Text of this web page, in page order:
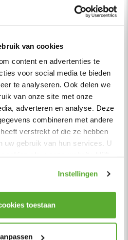
van cookies
content en advertenties te
voor social media te bieden
te analyseren. Ook delen we
van onze site met onze
adverteren en analyse. Deze
combineren met andere
verstrekt of die ze hebben
uw gebruik van hun services. U
Instellingen
toestaan
09:00-16:00 uur
een afspraak >
Afhalen
op afspraak
informatie >
Adres
4C | 4131 NJ Vianen
ons ˅